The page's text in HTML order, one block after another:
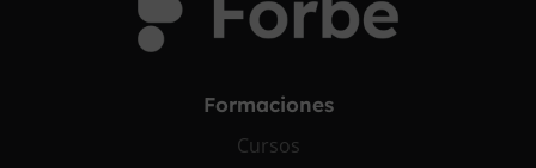
Formaciones
Cursos